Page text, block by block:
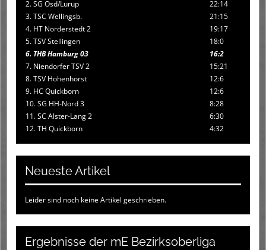
2. SG Osd/Lurup
22:14
3. TSC Wellingsb.
21:15
4. HT Norderstedt 2
19:17
5. TSV Stellingen
18:0
6. THB Hamburg 03
16:2
7. Niendorfer TSV 2
15:21
8. TSV Hohenhorst
12:6
9. HC Quickborn
12:6
10. SG HH-Nord 3
8:28
11. SC Alster-Lang 2
6:30
12. TH Quickborn
4:32
Neueste Artikel
Leider sind noch keine Artikel geschrieben.
Ergebnisse der mE Bezirksoberliga